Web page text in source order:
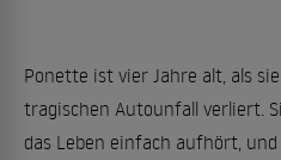
Ponette ist vier Jahre alt, als
tragischen Autounfall verliert.
das Leben einfach aufhört,